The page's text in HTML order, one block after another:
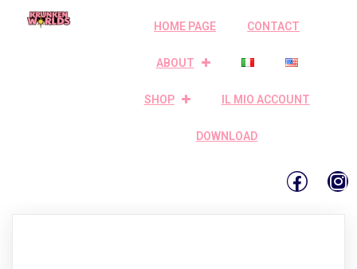
HOME PAGE CONTACT
ABOUT
SHOP IL MIO ACCOUNT
DOWNLOAD